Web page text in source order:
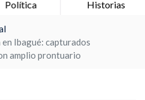
Política Historias
Ibagué: capturados
amplio prontuario